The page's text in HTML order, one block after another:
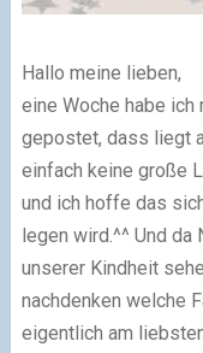
Hallo meine lieben,
eine Woche habe ich
gepostet, dass liegt
einfach keine große
und ich hoffe das
legen wird.^^ Und da
unserer Kindheit
nachdenken welche
eigentlich am